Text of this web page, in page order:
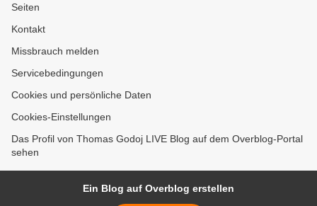
Seiten
Kontakt
Missbrauch melden
Servicebedingungen
Cookies und persönliche Daten
Cookies-Einstellungen
Das Profil von Thomas Godoj LIVE Blog auf dem Overblog-Portal
sehen
Ein Blog auf Overblog erstellen